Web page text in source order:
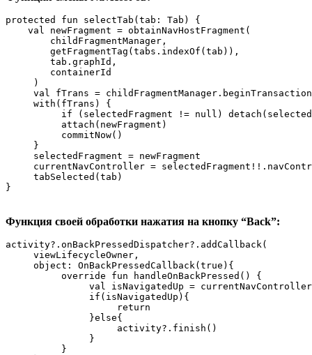
protected fun selectTab(tab: Tab) {
    val newFragment = obtainNavHostFragment(
        childFragmentManager,
        getFragmentTag(tabs.indexOf(tab)),
        tab.graphId,
        containerId
     )
val fTrans =
     with(fTrans) {
if (selectedFragment != null)
          attach(newFragment)
          commitNow()
     }
     selectedFragment = newFragment
currentNavController =
     tabSelected(tab)
}
Функция своей обработки нажатия на кнопку “Back”:
activity?.onBackPressedDispatcher?.addCallback(
     viewLifecycleOwner,
     object: OnBackPressedCallback(true){
override fun
val isNavigatedUp =
               if(isNavigatedUp){
                    return
               }else{
                    activity?.finish()
               }
          }